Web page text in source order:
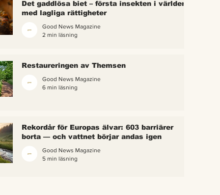
–
i
gick
Det gaddlösa biet – första insekten i världen
med lagliga rättigheter
Good News Magazine
2 min läsning
Restaureringen av Themsen
Good News Magazine
6 min läsning
Rekordår för Europas älvar: 603 barriärer
borta — och vattnet börjar andas igen
Good News Magazine
5 min läsning